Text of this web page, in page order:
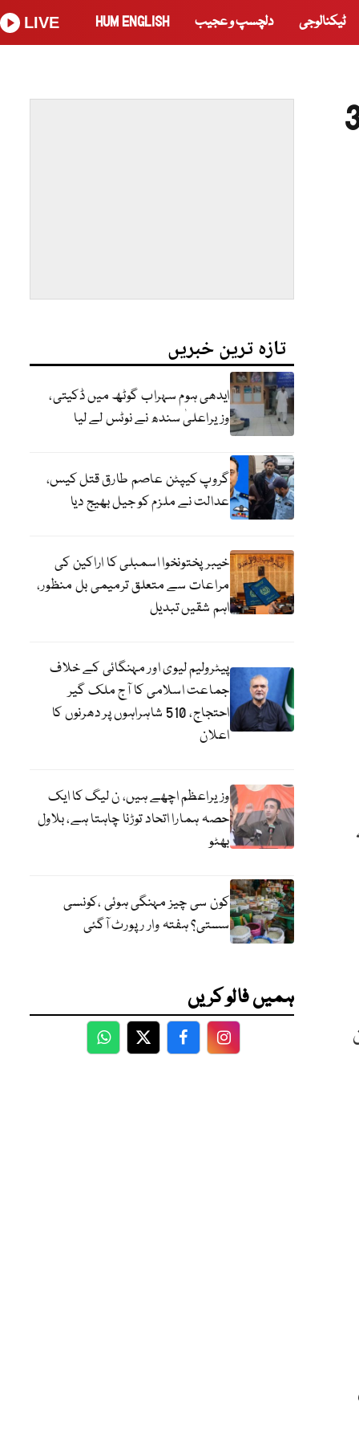
ٹیکنالوجی دلچسپ و عجیب HUM ENGLISH
LIVE
کرنے والوں کو 3
تازہ ترین خبریں
ایدھی ہوم سہراب گوٹھ میں ڈکیتی،
وزیراعلیٰ سندھ نے نوٹس لے لیا
گروپ کیپٹن عاصم طارق قتل کیس،
عدالت نے ملزم کو جیل بھیج دیا
خیبرپختونخوا اسمبلی کا اراکین کی
مراعات سے متعلق ترمیمی بل منظور،
اہم شقیں تبدیل
پیٹرولیم لیوی اور مہنگائی کے خلاف
جماعت اسلامی کا آج ملک گیر
احتجاج، 510 شاہراہوں پر دھرنوں کا
اعلان
وزیراعظم اچھے ہیں، ن لیگ کا ایک
حصہ ہمارا اتحاد توڑنا چاہتا ہے، بلاول
بھٹو
کون سی چیز مہنگی ہوئی ،کونسی
سستی؟ ہفتہ وار رپورٹ آگئی
ہمیں فالو کریں
WhatsApp
TwitterFacebookFacebook